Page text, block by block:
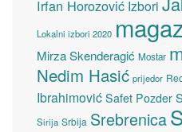
Irfan Horozović Izbori
Lokalni izbori 2020
Mirza Skenderagić Mostar
Nedim Hasić prijedor
Ibrahimović Safet Pozder
Sirija Srbija Srebrenica